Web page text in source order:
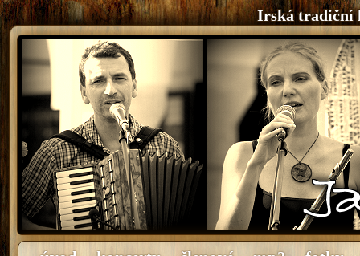
Irská tradiční